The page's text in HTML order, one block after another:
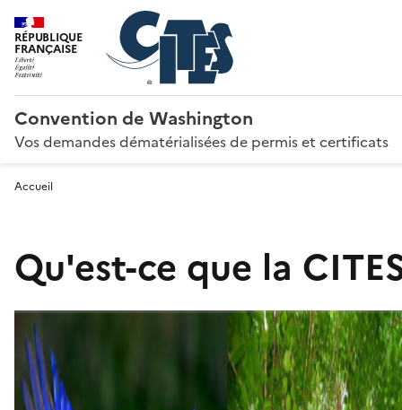
RÉPUBLIQUE
FRANÇAISE
Convention de Washington
Vos demandes dématérialisées de permis et certificats
Accueil
Qu'est-ce que la